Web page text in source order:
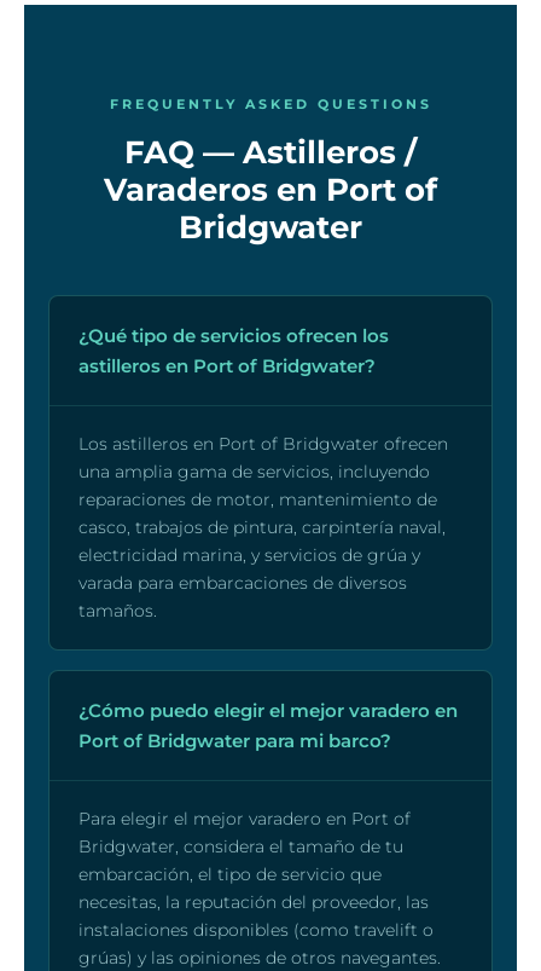
FREQUENTLY ASKED QUESTIONS
FAQ — Astilleros /
Varaderos en Port of
Bridgwater
¿Qué tipo de servicios ofrecen los
astilleros en Port of Bridgwater?
Los astilleros en Port of Bridgwater ofrecen
una amplia gama de servicios, incluyendo
reparaciones de motor, mantenimiento de
casco, trabajos de pintura, carpintería naval,
electricidad marina, y servicios de grúa y
varada para embarcaciones de diversos
tamaños.
¿Cómo puedo elegir el mejor varadero en
Port of Bridgwater para mi barco?
Para elegir el mejor varadero en Port of
Bridgwater, considera el tamaño de tu
embarcación, el tipo de servicio que
necesitas, la reputación del proveedor, las
instalaciones disponibles (como travelift o
grúas) y las opiniones de otros navegantes.